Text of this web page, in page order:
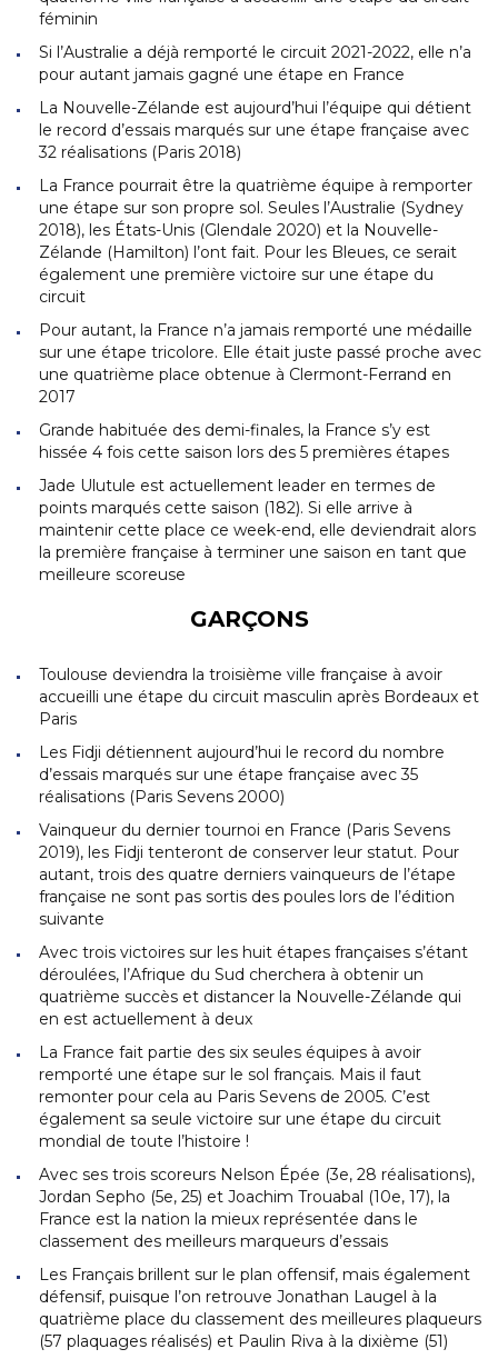
féminin
Si l’Australie a déjà remporté le circuit 2021-2022, elle n’a
pour autant jamais gagné une étape en France
La Nouvelle-Zélande est aujourd’hui l’équipe qui détient
le record d’essais marqués sur une étape française avec
32 réalisations (Paris 2018)
La France pourrait être la quatrième équipe à remporter
une étape sur son propre sol. Seules l’Australie (Sydney
2018), les États-Unis (Glendale 2020) et la Nouvelle-
Zélande (Hamilton) l’ont fait. Pour les Bleues, ce serait
également une première victoire sur une étape du
circuit
Pour autant, la France n’a jamais remporté une médaille
sur une étape tricolore. Elle était juste passé proche avec
une quatrième place obtenue à Clermont-Ferrand en
2017
Grande habituée des demi-finales, la France s’y est
hissée 4 fois cette saison lors des 5 premières étapes
Jade Ulutule est actuellement leader en termes de
points marqués cette saison (182). Si elle arrive à
maintenir cette place ce week-end, elle deviendrait alors
la première française à terminer une saison en tant que
meilleure scoreuse
GARÇONS
Toulouse deviendra la troisième ville française à avoir
accueilli une étape du circuit masculin après Bordeaux et
Paris
Les Fidji détiennent aujourd’hui le record du nombre
d’essais marqués sur une étape française avec 35
réalisations (Paris Sevens 2000)
Vainqueur du dernier tournoi en France (Paris Sevens
2019), les Fidji tenteront de conserver leur statut. Pour
autant, trois des quatre derniers vainqueurs de l’étape
française ne sont pas sortis des poules lors de l’édition
suivante
Avec trois victoires sur les huit étapes françaises s’étant
déroulées, l’Afrique du Sud cherchera à obtenir un
quatrième succès et distancer la Nouvelle-Zélande qui
en est actuellement à deux
La France fait partie des six seules équipes à avoir
remporté une étape sur le sol français. Mais il faut
remonter pour cela au Paris Sevens de 2005. C’est
également sa seule victoire sur une étape du circuit
mondial de toute l’histoire !
Avec ses trois scoreurs Nelson Épée (3e, 28 réalisations),
Jordan Sepho (5e, 25) et Joachim Trouabal (10e, 17), la
France est la nation la mieux représentée dans le
classement des meilleurs marqueurs d’essais
Les Français brillent sur le plan offensif, mais également
défensif, puisque l’on retrouve Jonathan Laugel à la
quatrième place du classement des meilleures plaqueurs
(57 plaquages réalisés) et Paulin Riva à la dixième (51)